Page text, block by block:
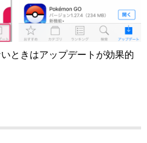
ときはアップデートが効果的